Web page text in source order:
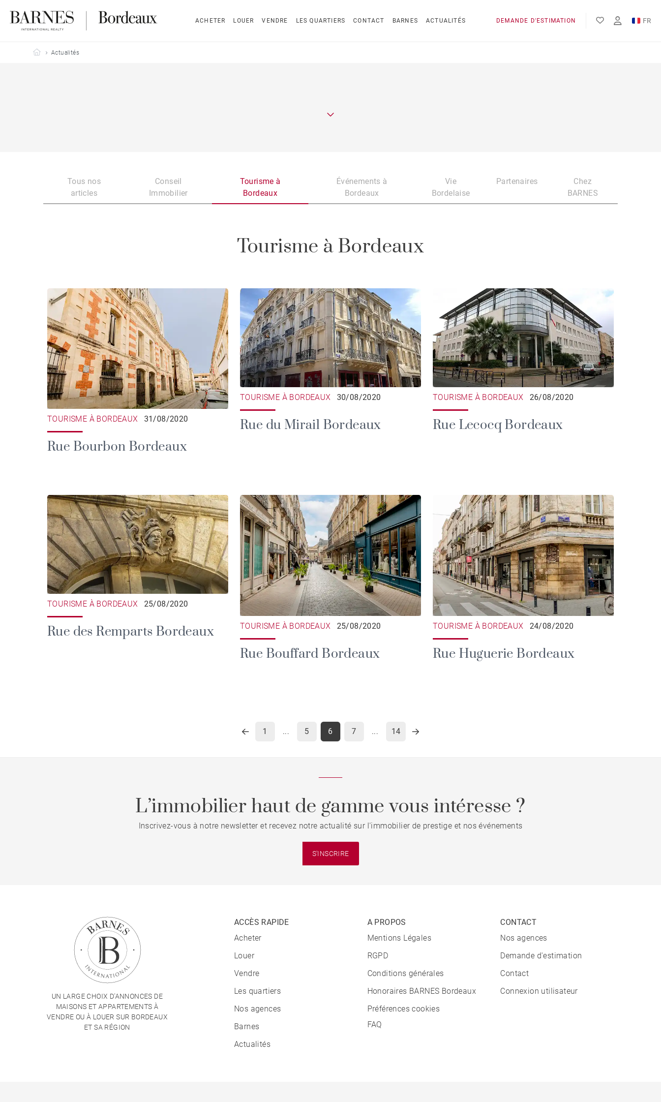
ACHETER LOUER VENDRE LES QUARTIERS CONTACT BARNES ACTUALITÉS DEMANDE D'ESTIMATION
FR
Barnes Bordeaux
Actualités
Tous nos
articles
Conseil
Immobilier
Tourisme à
Bordeaux
Événements à
Bordeaux
Vie
Bordelaise
Partenaires
Chez
BARNES
Tourisme à Bordeaux
TOURISME À BORDEAUX 31/08/2020
Rue Bourbon Bordeaux
TOURISME À BORDEAUX 30/08/2020
Rue du Mirail Bordeaux
TOURISME À BORDEAUX 26/08/2020
Rue Lecocq Bordeaux
TOURISME À BORDEAUX 25/08/2020
Rue des Remparts Bordeaux TOURISME À BORDEAUX 25/08/2020
Rue Bouffard Bordeaux
TOURISME À BORDEAUX 24/08/2020
Rue Huguerie Bordeaux
1 ... 5 6 7 ... 14
L’immobilier haut de gamme vous intéresse ?
Inscrivez-vous à notre newsletter et recevez notre actualité sur l'immobilier de prestige et nos événements
S'INSCRIRE
UN LARGE CHOIX D'ANNONCES DE
MAISONS ET APPARTEMENTS À
VENDRE OU À LOUER SUR BORDEAUX
ET SA RÉGION
ACCÈS RAPIDE
Acheter
Louer
Vendre
Les quartiers
Nos agences
Barnes
Actualités
A PROPOS
Mentions Légales
RGPD
Conditions générales
Honoraires BARNES Bordeaux
Préférences cookies
FAQ
CONTACT
Nos agences
Demande d'estimation
Contact
Connexion utilisateur